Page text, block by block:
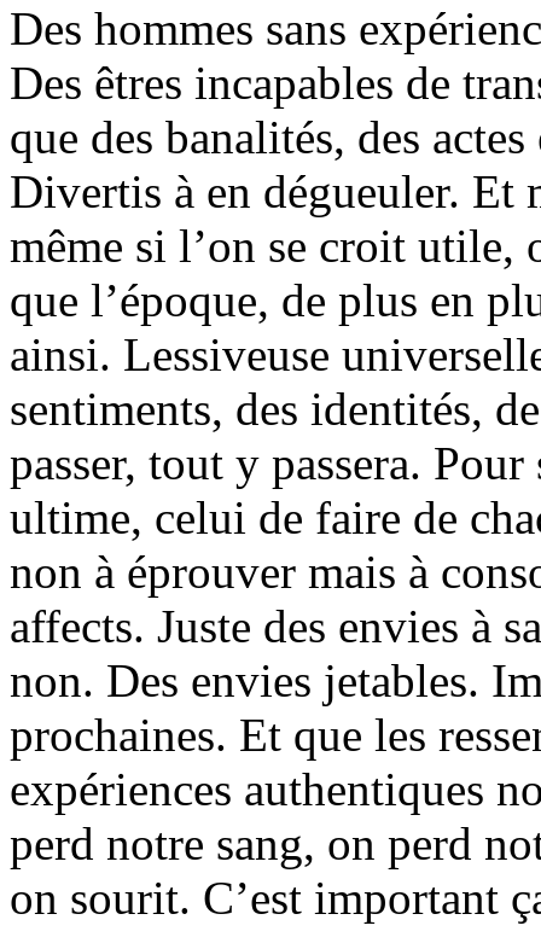
Des hommes sans
Des êtres incapables de
que des banalités, des
Divertis à en dégueuler. Et
même si l’on se croit utile,
que l’époque, de plus en
ainsi. Lessiveuse
sentiments, des identités,
passer, tout y passera.
ultime, celui de faire de
non à éprouver mais à
affects. Juste des envies à
non. Des envies jetables.
prochaines. Et que les
expériences authentiques
perd notre sang, on perd
on sourit. C’est important